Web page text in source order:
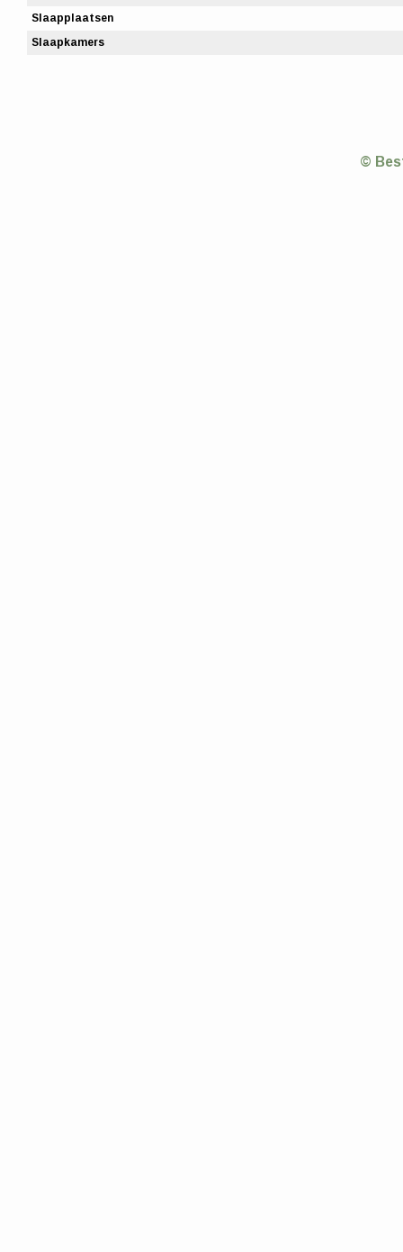
Slaapplaatsen
Slaapkamers
©